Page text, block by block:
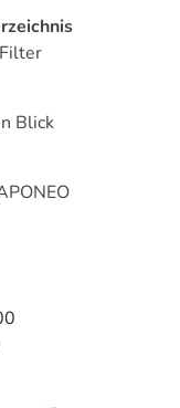
Blick